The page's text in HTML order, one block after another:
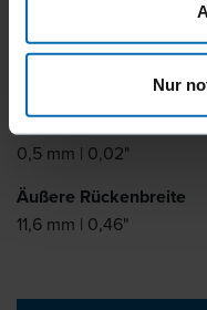
Nur
Walzstärke
Walzbreite
0,5 mm | 0,02"
Äußere Rückenbreite
11,6 mm | 0,46"